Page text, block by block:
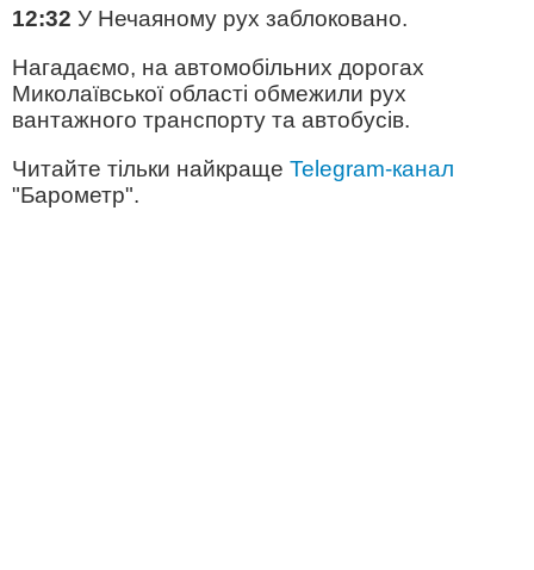
12:32 У Нечаяному рух заблоковано.
Нагадаємо, на автомобільних дорогах
Миколаївської області обмежили рух
вантажного транспорту та автобусів.
Читайте тільки найкраще Telegram-канал
"Барометр".